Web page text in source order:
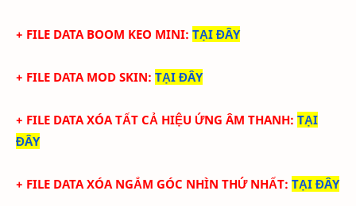
+ FILE DATA BOOM KEO MINI: TẠI ĐÂY
+ FILE DATA MOD SKIN: TẠI ĐÂY
+ FILE DATA XÓA TẤT CẢ HIỆU ỨNG ÂM THANH: TẠI
ĐÂY
+ FILE DATA XÓA NGẮM GÓC NHÌN THỨ NHẤT: TẠI ĐÂY